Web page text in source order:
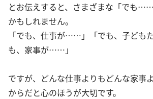
とお伝えすると、さまざまな「でも
かもしれません。
「でも、仕事が……」「でも、子ど
も、家事が……」
ですが、どんな仕事よりもどんな家事
からだと心のほうが大切です。